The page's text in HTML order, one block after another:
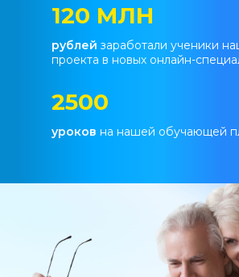
120 МЛН
рублей заработали ученики
проекта в новых онлайн-
2500
уроков на нашей обучающей